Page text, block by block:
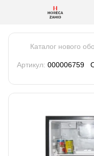
Каталог нового
Артикул: 000006759